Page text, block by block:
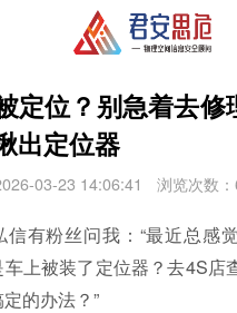
定位？别急着去修
出定位器
03-23 14:06:41 浏览次数：
信有粉丝问我：“最近总感
上被装了定位器？去4S店
的办法？”